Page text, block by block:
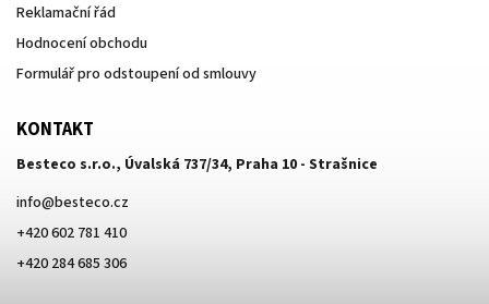
Reklamační řád
Hodnocení obchodu
Formulář pro odstoupení od smlouvy
KONTAKT
Besteco s.r.o., Úvalská 737/34, Praha 10 - Strašnice
info@besteco.cz
+420 602 781 410
+420 284 685 306